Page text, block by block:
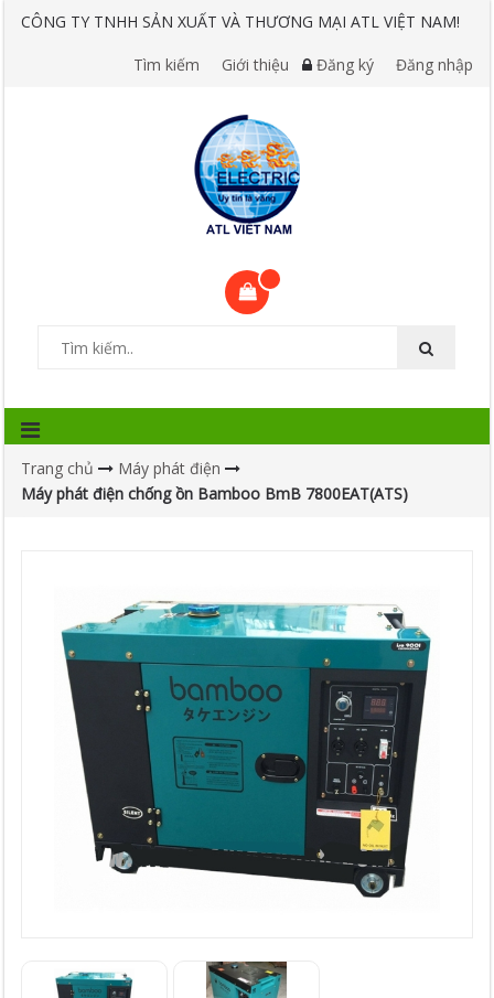
CÔNG TY TNHH SẢN XUẤT VÀ THƯƠNG MẠI ATL VIỆT NAM!
Tìm kiếm Giới thiệu Đăng ký Đăng nhập
Trang chủ
Máy phát điện
Máy phát điện chống ồn Bamboo BmB 7800EAT(ATS)